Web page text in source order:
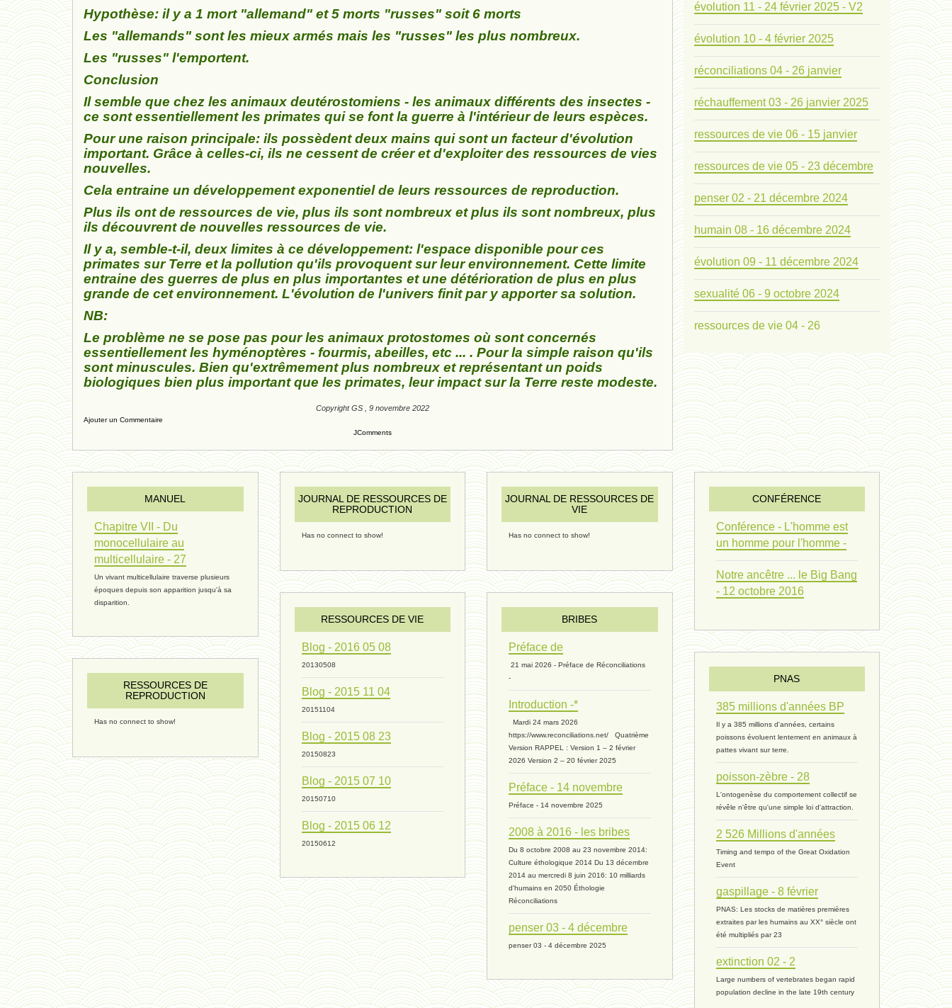
Contact
Hypothèse: il y a 1 mort "allemand" et 5 morts "russes" soit 6 morts
Les "allemands" sont les mieux armés mais les "russes" les plus nombreux.
Les "russes" l'emportent.
Conclusion
Il semble que chez les animaux deutérostomiens - les animaux différents des insectes -
ce sont essentiellement les primates qui se font la guerre à l'intérieur de leurs espèces.
Pour une raison principale: ils possèdent deux mains qui sont un facteur d'évolution
important. Grâce à celles-ci, ils ne cessent de créer et d'exploiter des ressources de vies
nouvelles.
Cela entraine un développement exponentiel de leurs ressources de reproduction.
Plus ils ont de ressources de vie, plus ils sont nombreux et plus ils sont nombreux, plus
ils découvrent de nouvelles ressources de vie.
Il y a, semble-t-il, deux limites à ce développement: l'espace disponible pour ces
primates sur Terre et la pollution qu'ils provoquent sur leur environnement. Cette limite
entraine des guerres de plus en plus importantes et une détérioration de plus en plus
grande de cet environnement. L'évolution de l'univers finit par y apporter sa solution.
NB:
Le problème ne se pose pas pour les animaux protostomes où sont concernés
essentiellement les hyménoptères - fourmis, abeilles, etc ... . Pour la simple raison qu'ils
sont minuscules. Bien qu'extrêmement plus nombreux et représentant un poids
biologiques bien plus important que les primates, leur impact sur la Terre reste modeste.
Copyright GS , 9 novembre 2022
Ajouter un Commentaire
JComments
évolution 11 - 24 février 2025 - V2
évolution 10 - 4 février 2025
réconciliations 04 - 26 janvier
réchauffement 03 - 26 janvier 2025
ressources de vie 06 - 15 janvier
ressources de vie 05 - 23 décembre
penser 02 - 21 décembre 2024
humain 08 - 16 décembre 2024
évolution 09 - 11 décembre 2024
sexualité 06 - 9 octobre 2024
ressources de vie 04 - 26
mode de production industriel 01 -
vivant 09 - 24 septembre 2024
humain 07 - 6 septembre 2024
évolution 08 - 20 août 2024
humain 06 - 6 août 2024
sous-groupe humain - 27 juillet
riche - 25 juillet 2024
éternité 03 - 11 juillet 2024
Introduction V1 - 6 juin 2024
extinction 07 - 18 mai 2024
biomasse - 10 mai 2024*
ressources 02 - 30 avril 2024*
humain 05 - 26 avril 2024*
univers 11 - 28 mars 2024*
univers 10 - 7 mars 2024*
evolution 07 - 22 février 2024 *
penser 01 - 9 février 2024 *
univers 09 V4 - 26 janvier 2024 *
Pourquoi ? 02 ( relue) - 19
vivant 08 - V2 - 18 janvier 2024 *
Pourquoi ? - 1 décembre 2023 *
MANUEL
Chapitre VII - Du
monocellulaire au
multicellulaire - 27
Un vivant multicellulaire traverse plusieurs
époques depuis son apparition jusqu'à sa
disparition.
RESSOURCES DE
REPRODUCTION
Has no connect to show!
JOURNAL DE RESSOURCES DE
REPRODUCTION
Has no connect to show!
RESSOURCES DE VIE
Blog - 2016 05 08
20130508
Blog - 2015 11 04
20151104
Blog - 2015 08 23
20150823
Blog - 2015 07 10
20150710
Blog - 2015 06 12
20150612
JOURNAL DE RESSOURCES DE
VIE
Has no connect to show!
BRIBES
Préface de
21 mai 2026 - Préface de Réconciliations
-
Introduction -*
Mardi 24 mars 2026
https://www.reconciliations.net/ Quatrième
Version RAPPEL : Version 1 – 2 février
2026 Version 2 – 20 février 2025
Préface - 14 novembre
Préface - 14 novembre 2025
2008 à 2016 - les bribes
Du 8 octobre 2008 au 23 novembre 2014:
Culture éthologique 2014 Du 13 décembre
2014 au mercredi 8 juin 2016: 10 milliards
d'humains en 2050 Éthologie
Réconciliations
penser 03 - 4 décembre
penser 03 - 4 décembre 2025
CONFÉRENCE
Conférence - L'homme est
un homme pour l'homme -
Notre ancêtre ... le Big Bang
- 12 octobre 2016
PNAS
385 millions d'années BP
Il y a 385 millions d'années, certains
poissons évoluent lentement en animaux à
pattes vivant sur terre.
poisson-zèbre - 28
L'ontogenèse du comportement collectif se
révêle n'être qu'une simple loi d'attraction.
2 526 Millions d'années
Timing and tempo of the Great Oxidation
Event
gaspillage - 8 février
PNAS: Les stocks de matières premières
extraites par les humains au XX° siècle ont
été multipliés par 23
extinction 02 - 2
Large numbers of vertebrates began rapid
population decline in the late 19th century